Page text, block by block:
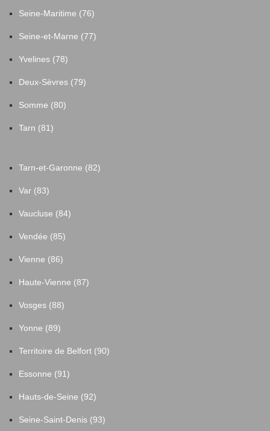
Seine-Maritime (76)
Seine-et-Marne (77)
Yvelines (78)
Deux-Sèvres (79)
Somme (80)
Tarn (81)
Tarn-et-Garonne (82)
Var (83)
Vaucluse (84)
Vendée (85)
Vienne (86)
Haute-Vienne (87)
Vosges (88)
Yonne (89)
Territoire de Belfort (90)
Essonne (91)
Hauts-de-Seine (92)
Seine-Saint-Denis (93)